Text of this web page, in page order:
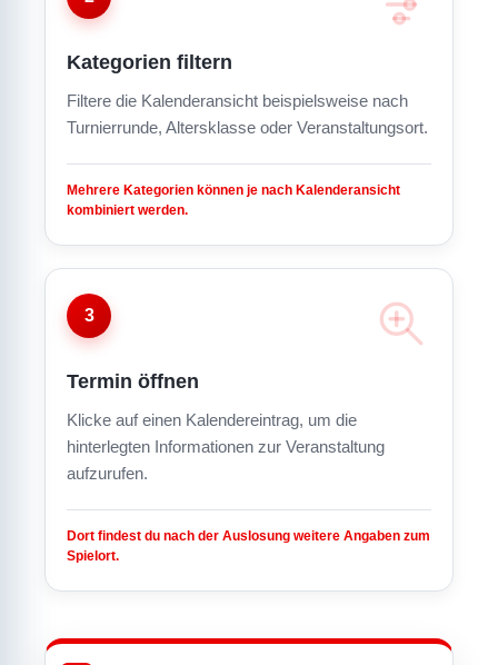
Kategorien filtern
Filtere die Kalenderansicht beispielsweise nach
Turnierrunde, Altersklasse oder Veranstaltungsort.
Mehrere Kategorien können je nach Kalenderansicht
kombiniert werden.
3
Termin öffnen
Klicke auf einen Kalendereintrag, um die
hinterlegten Informationen zur Veranstaltung
aufzurufen.
Dort findest du nach der Auslosung weitere Angaben zum
Spielort.